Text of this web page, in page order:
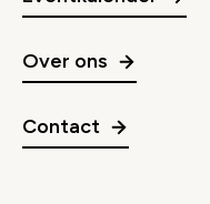
Over ons
Contact